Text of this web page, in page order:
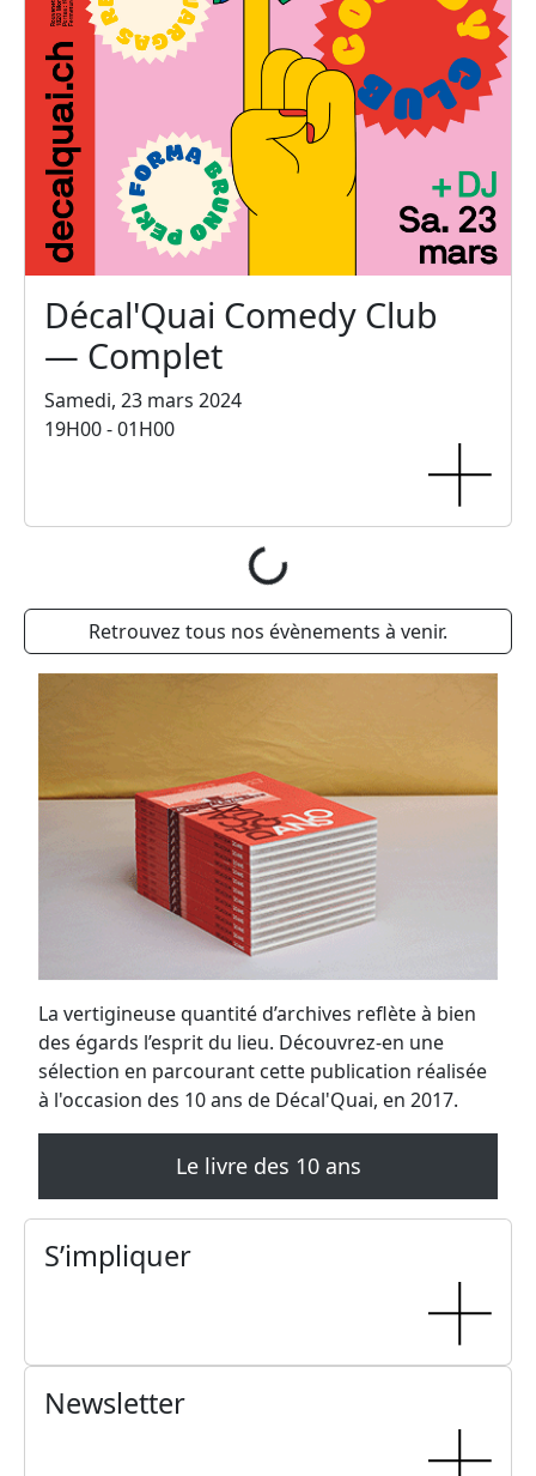
La vertigineuse quantité d’archives reflète à bien
des égards l’esprit du lieu. Découvrez-en une
sélection en parcourant cette publication réalisée
à l'occasion des 10 ans de Décal'Quai, en 2017.
Le livre des 10 ans
Décal'Quai Comedy Club
— Complet
Samedi, 23 mars 2024
19H00 - 01H00
Chargement...
Retrouvez tous nos évènements à venir.
S’impliquer
Newsletter